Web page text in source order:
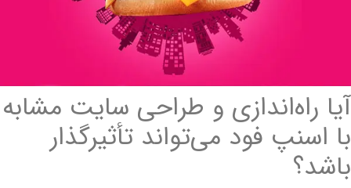
آیا راه‌اندازی و طراحی سایت مشابه
با اسنپ فود می‌تواند تأثیرگذار
باشد؟